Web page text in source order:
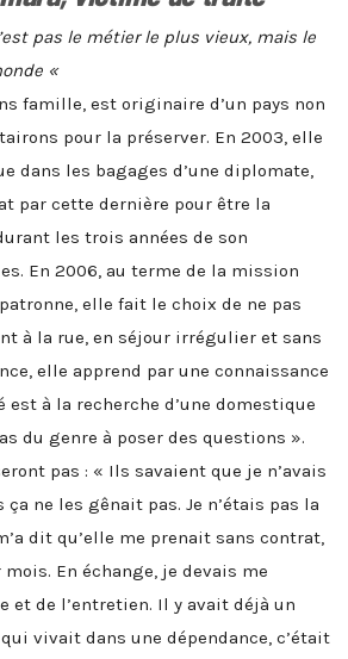
pas le métier le plus vieux, mais le
«
famille, est originaire d’un pays non
pour la préserver. En 2003, elle
dans les bagages d’une diplomate,
par cette dernière pour être la
les trois années de son
En 2006, au terme de la mission
elle fait le choix de ne pas
à la rue, en séjour irrégulier et sans
elle apprend par une connaissance
est à la recherche d’une domestique
du genre à poser des questions ».
pas : « Ils savaient que je n’avais
ne les gênait pas. Je n’étais pas la
dit qu’elle me prenait sans contrat,
mois. En échange, je devais me
et de l’entretien. Il y avait déjà un
vivait dans une dépendance, c’était